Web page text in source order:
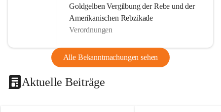
Goldgelben Vergilbung der Rebe und der
Amerikanischen Rebzikade
Verordnungen
Alle Bekanntmachungen sehen
Aktuelle Beiträge